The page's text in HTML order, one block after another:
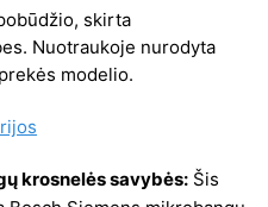
skirta
Nuotraukoje nurodyta
modelio.
krosnelės savybės: Šis